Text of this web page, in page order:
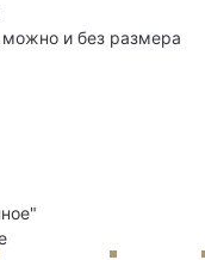
можно и без размера